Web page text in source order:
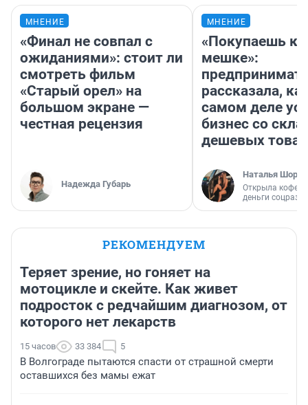
МНЕНИЕ
«Финал не совпал с
ожиданиями»: стоит ли
смотреть фильм
«Старый орел» на
большом экране —
честная рецензия
Надежда Губарь
МНЕНИЕ
«Покупаешь
мешке»:
рассказала,
самом деле
бизнес со
дешевых
Наталья
Открыла
деньги
РЕКОМЕНДУЕМ
Теряет зрение, но гоняет на
мотоцикле и скейте. Как живет
подросток с редчайшим диагнозом, от
которого нет лекарств
15 часов 33 384 5
В Волгограде пытаются спасти от страшной смерти
оставшихся без мамы ежат